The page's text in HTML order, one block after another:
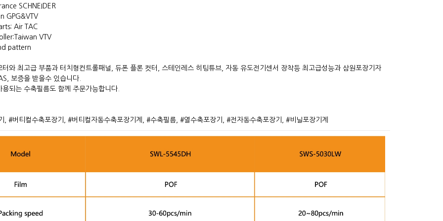
SCHNEIDER
GPG&VTV
Air TAC
VTV
pattern
터와 최고급 부품과 터치형컨트롤패널, 듀폰 플론 컷터, 스테인레스 히팅튜브, 자동 유도전기센서 장착등 최고급성능과 삼원포장기자
보증을 받을수 있습니다.
되는 수축필름도 함께 주문가능합니다.
, #버티컬수축포장기, #버티컬자동수축포장기계, #수축필름, #열수축포장기, #전자동수축포장기, #비닐포장기계